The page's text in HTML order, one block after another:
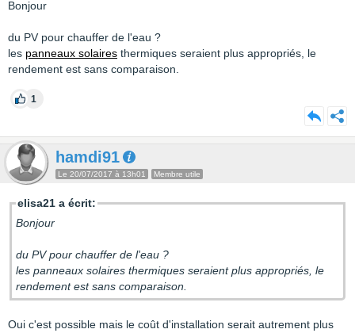
Bonjour
du PV pour chauffer de l'eau ?
les panneaux solaires thermiques seraient plus appropriés, le
rendement est sans comparaison.
1
hamdi91
Le 20/07/2017 à 13h01 Membre utile
elisa21 a écrit:
Bonjour
du PV pour chauffer de l'eau ?
les panneaux solaires thermiques seraient plus appropriés, le
rendement est sans comparaison.
Oui c'est possible mais le coût d'installation serait autrement plus